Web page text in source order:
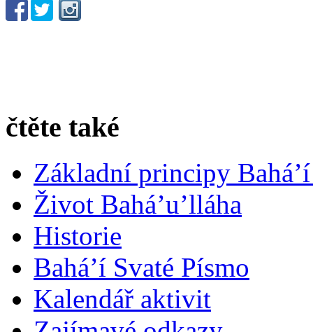
čtěte také
Základní principy
Život Bahá’u’lláha
Historie
Bahá’í Svaté Písmo
Kalendář aktivit